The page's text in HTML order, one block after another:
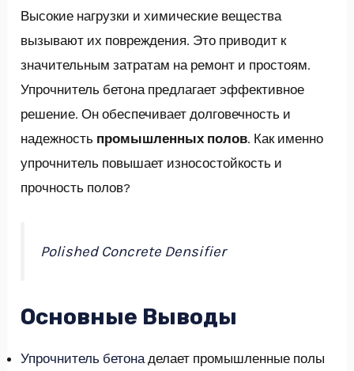
Высокие нагрузки и химические вещества
вызывают их повреждения. Это приводит к
значительным затратам на ремонт и простоям.
Упрочнитель бетона предлагает эффективное
решение. Он обеспечивает долговечность и
надежность промышленных полов. Как именно
упрочнитель повышает износостойкость и
прочность полов?
Polished Concrete Densifier
Основные Выводы
Упрочнитель бетонаделает промышленные полы